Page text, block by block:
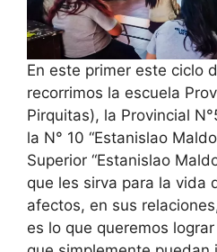
En este primer este ciclo
recorrimos la escuela
Pirquitas), la Provincial
la N° 10 “Estanislao
Superior “Estanislao
que les sirva para la vida
afectos, en sus
es lo que queremos